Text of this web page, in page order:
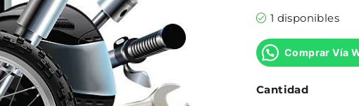
1 disponibles
Comprar Vía
Cantidad